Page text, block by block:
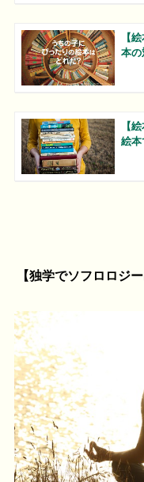
【
本の
【
絵本
【独学でソフロロジ